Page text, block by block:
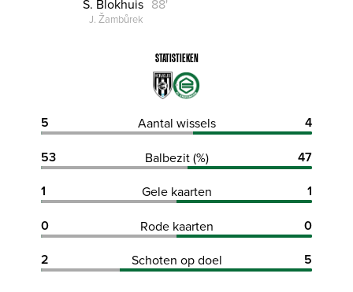
S. Blokhuis
J. Žambůrek
88'
STATISTIEKEN
5 Aantal wissels
4
53
Balbezit (%)
47
1
Gele kaarten
1
0
Rode kaarten
0
2
Schoten op doel 5